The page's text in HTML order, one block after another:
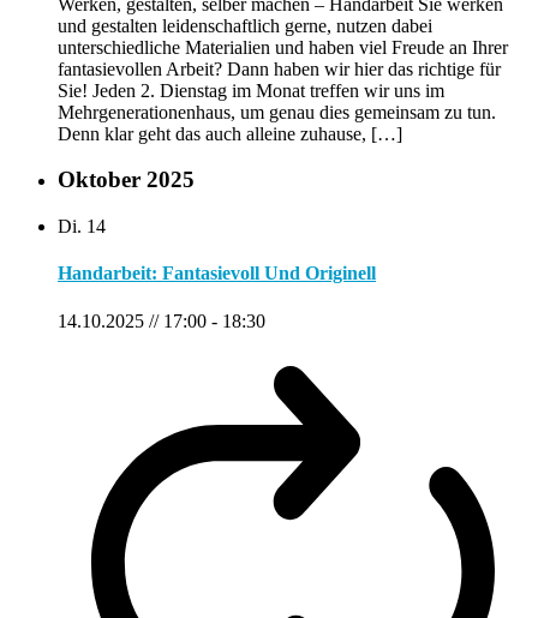
und gestalten leidenschaftlich gerne, nutzen dabei
unterschiedliche Materialien und haben viel Freude an Ihrer
fantasievollen Arbeit? Dann haben wir hier das richtige für
Sie! Jeden 2. Dienstag im Monat treffen wir uns im
Mehrgenerationenhaus, um genau dies gemeinsam zu tun.
Denn klar geht das auch alleine zuhause, […]
Oktober 2025
Di. 14
Handarbeit: Fantasievoll Und Originell
14.10.2025 // 17:00 - 18:30